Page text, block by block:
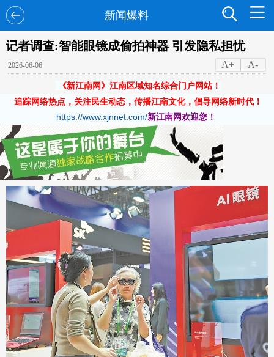
新闻爆料
记者调查:智能眼镜成偷拍神器 引发隐私担忧
2026-06-06 A+ A-
《新江南网》江南区域知名综合门户网站！
追踪网络热点，关注民生动态，传播江南文化，倡导网络新时代！
https://www.xjnnet.com/新江南网欢迎您！